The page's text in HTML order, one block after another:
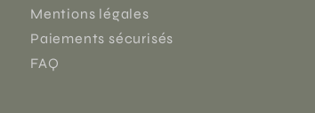
Mentions légales
Paiements sécurisés
FAQ